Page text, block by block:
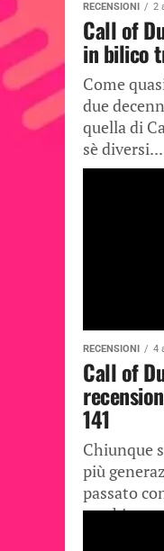
RECENSIONI 2
Call of
in bilico
Come
due
quella di
sè diversi...
RECENSIONI 4
Call of
141
Chiunque
più
passato